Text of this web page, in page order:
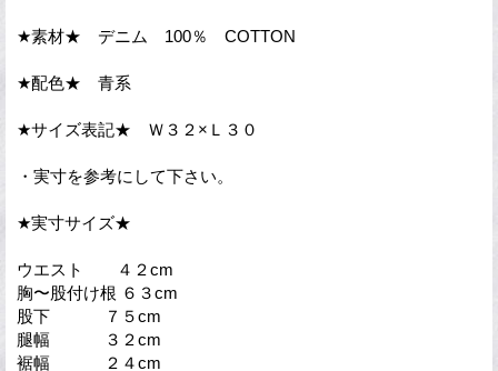
★素材★ デニム 100％ COTTON
★配色★ 青系
★サイズ表記★ Ｗ３２×Ｌ３０
・実寸を参考にして下さい。
★実寸サイズ★
ウエスト ４２cm
胸〜股付け根 ６３cm
股下 ７５cm
腿幅 ３２cm
裾幅 ２４cm